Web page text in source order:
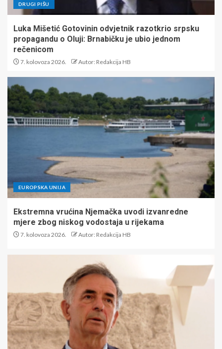
DRUGI PIŠU
Luka Mišetić Gotovinin odvjetnik razotkrio srpsku
propagandu o Oluji: Brnabičku je ubio jednom
rečenicom
7. kolovoza 2026. Autor: Redakcija HB
EUROPSKA UNIJA
Ekstremna vrućina Njemačka uvodi izvanredne
mjere zbog niskog vodostaja u rijekama
7. kolovoza 2026. Autor: Redakcija HB